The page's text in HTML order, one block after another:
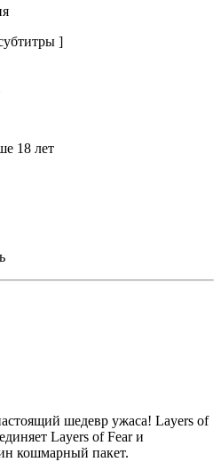
]
18 лет
шедевр ужаса! Layers of
Layers of Fear и
кошмарный пакет.